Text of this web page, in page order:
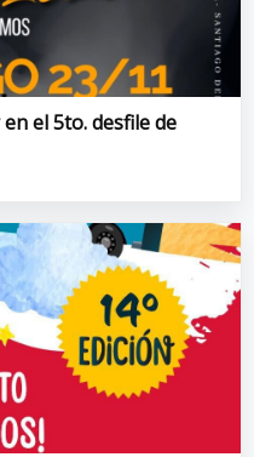
el 5to. desfile de